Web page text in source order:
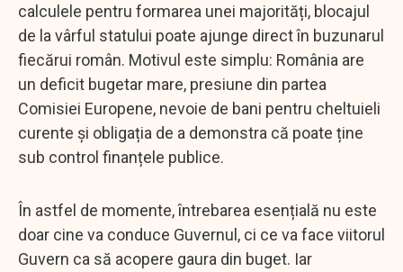
calculele pentru formarea unei majorități, blocajul
de la vârful statului poate ajunge direct în buzunarul
fiecărui român. Motivul este simplu: România are
un deficit bugetar mare, presiune din partea
Comisiei Europene, nevoie de bani pentru cheltuieli
curente și obligația de a demonstra că poate ține
sub control finanțele publice.
În astfel de momente, întrebarea esențială nu este
doar cine va conduce Guvernul, ci ce va face viitorul
Guvern ca să acopere gaura din buget. Iar